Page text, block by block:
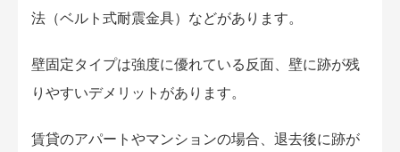
法（ベルト式耐震金具）などがあります。
壁固定タイプは強度に優れている反面、壁に跡が残
りやすいデメリットがあります。
賃貸のアパートやマンションの場合、退去後に跡が